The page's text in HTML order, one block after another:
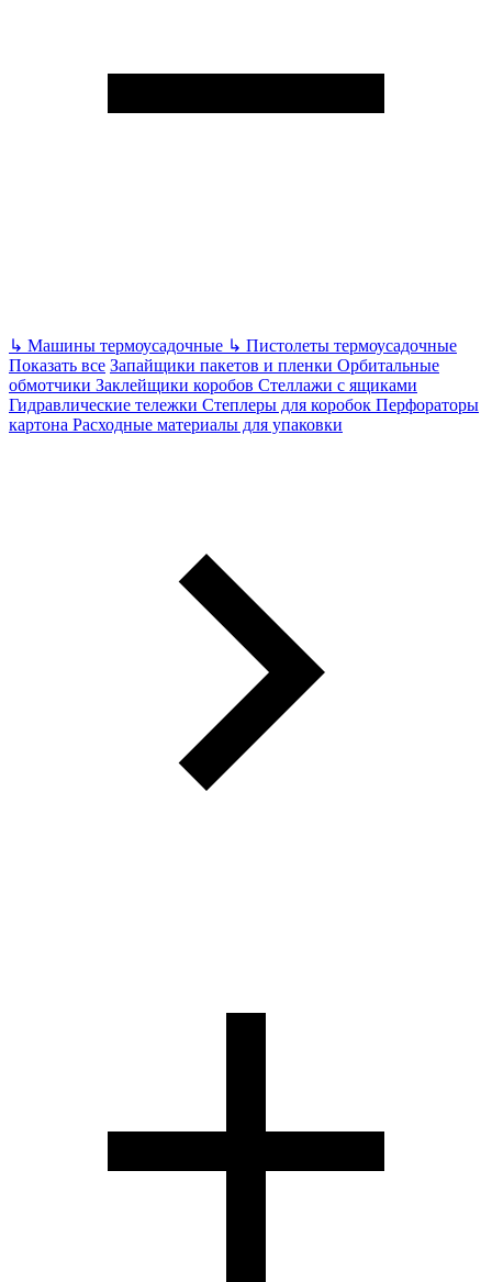
↳ Машины термоусадочные ↳ Пистолеты термоусадочные
Показать все Запайщики пакетов и пленки Орбитальные
обмотчики Заклейщики коробов Стеллажи с ящиками
Гидравлические тележки Степлеры для коробок Перфораторы
картона Расходные материалы для упаковки